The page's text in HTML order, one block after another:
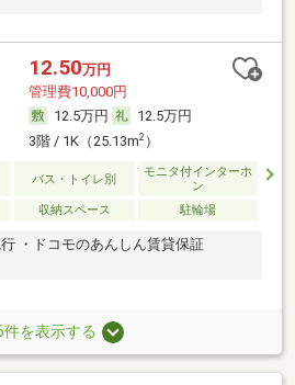
12.50万円
管理費10,000円
12.5万円
12.5万円
3階 / 1K（25.13m2）
バス・トイレ別
モニタ付インターホ
ン
収納スペース 駐輪場
・ドコモのあんしん賃貸保証
を表示する